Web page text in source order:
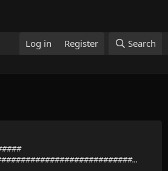
Log in Register Search